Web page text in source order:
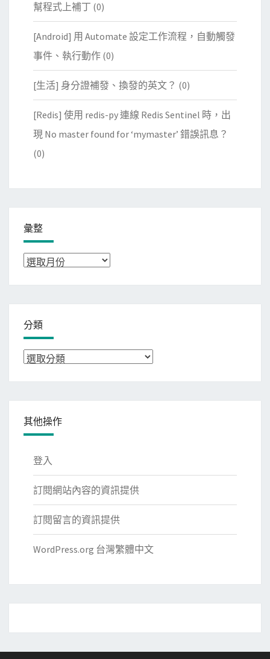
幫程式上補丁 (0)
[Android] 用 Automate 設定工作流程，自動觸發
事件、執行動作 (0)
[生活] 身分證補發、換發的英文？ (0)
[Redis] 使用 redis-py 連線 Redis Sentinel 時，出
現 No master found for ‘mymaster’ 錯誤訊息？
(0)
彙整
彙
分類
分
其他操作
登入
訂閱網站內容的資訊提供
訂閱留言的資訊提供
WordPress.org 台灣繁體中文